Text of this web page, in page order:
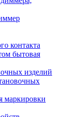
контакта
бытовая
изделий
маркировки